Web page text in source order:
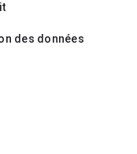
des données